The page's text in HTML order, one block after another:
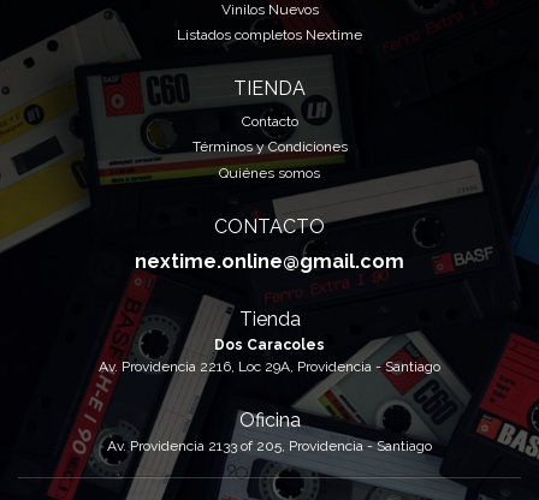
Vinilos Nuevos
Listados completos Nextime
TIENDA
Contacto
Términos y Condiciones
Quiénes somos
CONTACTO
nextime.online@gmail.com
Tienda
Dos Caracoles
Av. Providencia 2216, Loc 29A, Providencia - Santiago
Oficina
Av. Providencia 2133 of 205, Providencia - Santiago